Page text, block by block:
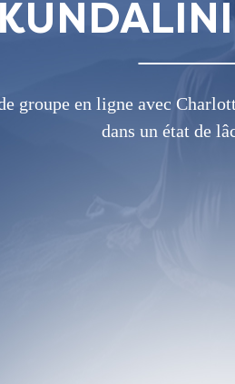
groupe en ligne avec
dans un état de